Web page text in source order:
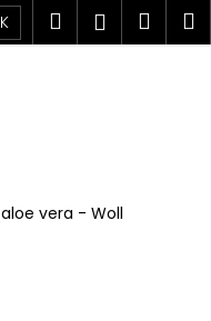
Hledat
vera - Woll